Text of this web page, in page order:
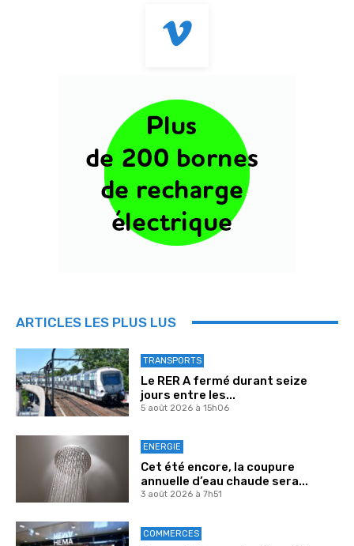
ARTICLES LES PLUS LUS
TRANSPORTS
Le RER A fermé durant seize
jours entre les...
5 août 2026 à 15h06
ENERGIE
Cet été encore, la coupure
annuelle d’eau chaude sera...
3 août 2026 à 7h51
COMMERCES